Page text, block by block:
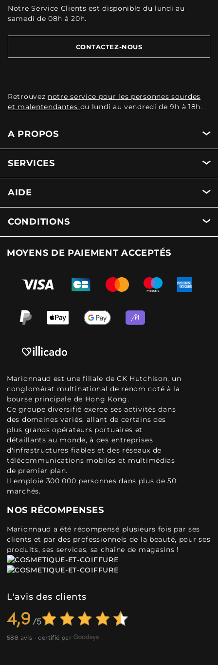
Notre Service Clients est disponible du lundi au
samedi de 08h à 20h.
CONTACTEZ-NOUS
Retrouvez notre service pour les personnes sourdes
et malentendantes du lundi au vendredi de 9h à 18h.
A PROPOS
SERVICES
AIDE
CONDITIONS
MOYENS DE PAIEMENT ACCEPTÉS
Marionnaud est une filiale de CK Hutchison, un
conglomérat multinational de renom coté à la
bourse principale de Hong Kong.
Ce groupe diversifié exerce ses activités dans
des domaines variés, allant de certains des
plus grands opérateurs portuaires et
détaillants au monde, à des entreprises
d'infrastructures fiables et des réseaux de
télécommunications mobiles et multimédias
de premier plan.
Il emploie 300 000 personnes dans plus de 50
marchés.
NOS RÉCOMPENSES
Marionnaud a été récompensé plusieurs fois par ses
clients et par des professionnels de la beauté, pour ses
produits, ses services, sa chaîne de magasins !
L'avis des clients
4,9
588 avis - certifié par